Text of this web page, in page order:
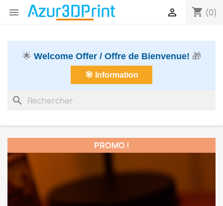
 shopping_cart (0)

🌟 Welcome Offer / Offre de Bienvenue! 🎁
🎯 Information
search
PROMO !